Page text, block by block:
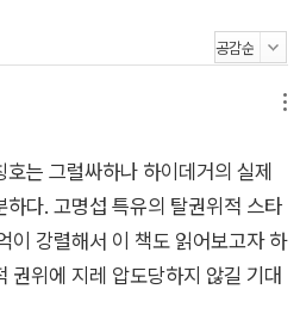
학자의 삶과 사상 탐구서다. 하이데
숲속으로 걸어 들어간 저자의 철저
다. 『니체 극장』이 니체라는 희귀
상의 미궁을 탐사했듯이, 『하이데
운 사상가의 광대한 내면에 펼쳐진
사의 길은 하이데거 사유의 가장
된 ‘진리의 심연’으로 이어진다. 하
극은 바로 ‘존재’의 연극이며, 어
는 그럴싸하나 하이데거의 실제
다. 고명섭 특유의 탈권위적 스타
이 강렬해서 이 책도 읽어보고자 하
권위에 지레 압도당하지 않길 기대